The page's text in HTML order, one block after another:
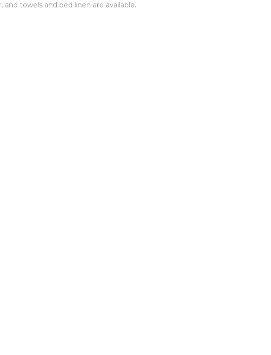
towels and bed linen are available.